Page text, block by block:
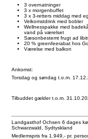
3 overnatninger
3 x morgenbuffet
3 x 3-retters middag med
Velkomstdrink med bobler
Wellnesspakke med
vand på værelset
Sæsonbestemt frugt ad
20 % greenfeerabat hos
Værelse med balkon
Ankomst:
Torsdag og søndag t.o.m.
Tilbuddet gælder t.o.m.
Landgasthof Ochsen 6 dages
Schwarzwald, Sydtyskland
Medlemspris fra 1.949,- pr.